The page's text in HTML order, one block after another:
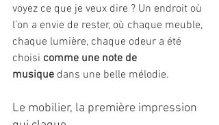
voyez ce que je veux dire ? Un endroit où
l’on a envie de rester, où chaque meuble,
chaque lumière, chaque odeur a été
choisi comme une note de
musique dans une belle mélodie.
Le mobilier, la première impression